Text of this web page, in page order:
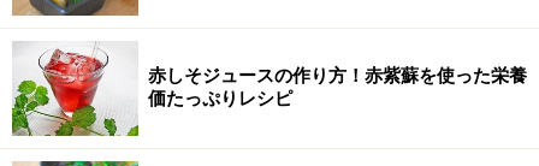
赤しそジュースの作り方！赤紫蘇を使った栄養
価たっぷりレシピ